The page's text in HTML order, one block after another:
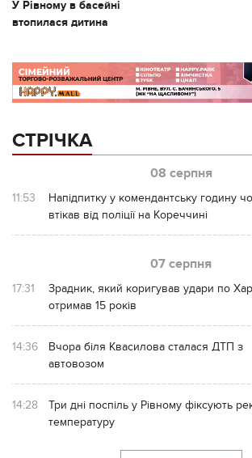
У Рівному в басейні
втопилася дитина
СТРІЧКА
08 серпня
11:53
Напідпитку у комендантську годину
втікав від поліції на Кореччині
07 серпня
17:31
Зрадник, який коригував удари по
отримав 15 років
14:36
Вчора біля Квасилова сталася ДТП з
автовозом
14:28
Три дні поспіль у Рівному фіксують
температуру